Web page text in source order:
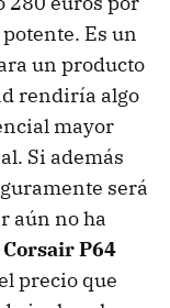
Es un
un producto
rendiría algo
mayor
Si además
será
aún no ha
Corsair P64
precio que